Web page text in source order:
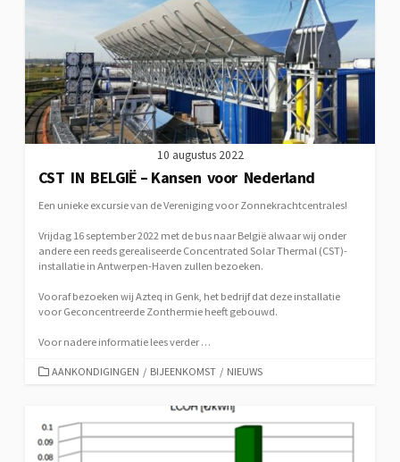
10 augustus 2022
CST IN BELGIË – Kansen voor Nederland
Een unieke excursie van de Vereniging voor Zonnekrachtcentrales!
Vrijdag 16 september 2022 met de bus naar België alwaar wij onder
andere een reeds gerealiseerde Concentrated Solar Thermal (CST)-
installatie in Antwerpen-Haven zullen bezoeken.
Vooraf bezoeken wij Azteq in Genk, het bedrijf dat deze installatie
voor Geconcentreerde Zonthermie heeft gebouwd.
Voor nadere informatie lees verder …
CATEGORIEËN
AANKONDIGINGEN / BIJEENKOMST / NIEUWS